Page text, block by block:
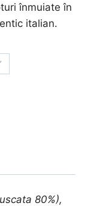
înmuiate în
italian.
80%),